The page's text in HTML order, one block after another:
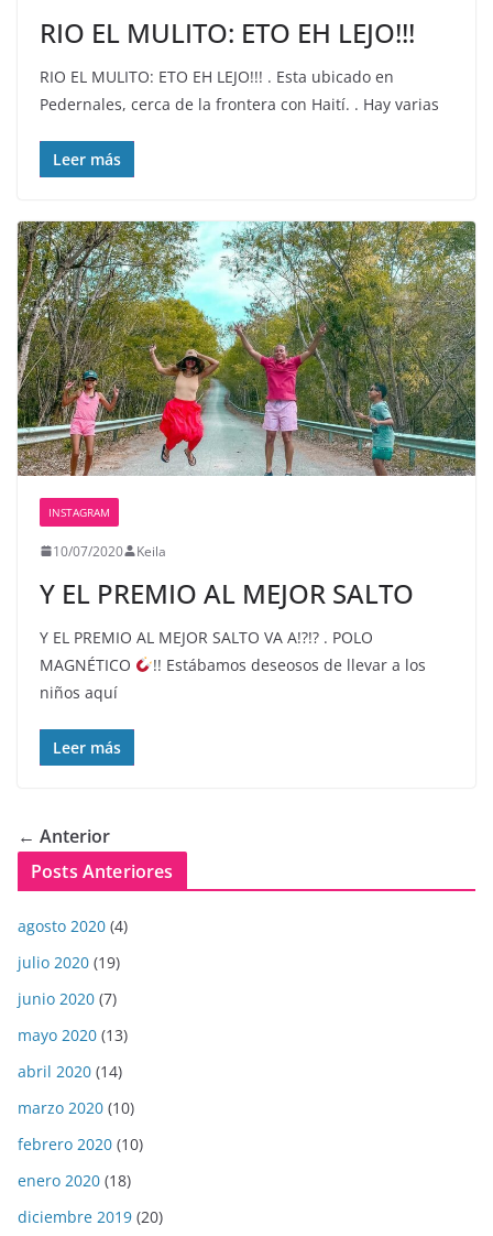
RIO EL MULITO: ETO EH LEJO!!!
RIO EL MULITO: ETO EH LEJO!!! . Esta ubicado en
Pedernales, cerca de la frontera con Haití. . Hay varias
Leer más
INSTAGRAM
10/07/2020 Keila
Y EL PREMIO AL MEJOR SALTO
Y EL PREMIO AL MEJOR SALTO VA A!?!? . POLO
MAGNÉTICO
!! Estábamos deseosos de llevar a los
niños aquí
Leer más
← Anterior
Posts Anteriores
agosto 2020 (4)
julio 2020 (19)
junio 2020 (7)
mayo 2020 (13)
abril 2020 (14)
marzo 2020 (10)
febrero 2020 (10)
enero 2020 (18)
diciembre 2019 (20)